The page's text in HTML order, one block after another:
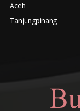
Aceh
Tanjungpinang